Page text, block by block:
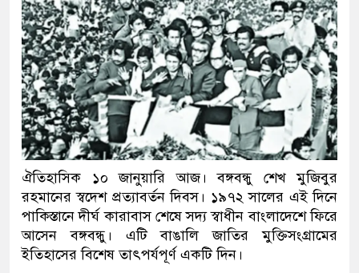
ঐতিহাসিক ১০ জানুয়ারি আজ। বঙ্গবন্ধু শেখ মুজিবুর
রহমানের স্বদেশ প্রত্যাবর্তন দিবস। ১৯৭২ সালের এই দিনে
পাকিস্তানে দীর্ঘ কারাবাস শেষে সদ্য স্বাধীন বাংলাদেশে ফিরে
আসেন বঙ্গবন্ধু। এটি বাঙালি জাতির মুক্তিসংগ্রামের
ইতিহাসের বিশেষ তাৎপর্যপূর্ণ একটি দিন।